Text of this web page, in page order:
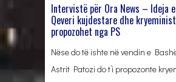
Intervistë për Ora News – Ideja
Qeveri kujdestare dhe
propozohet nga PS
Nëse do të ishte në vendin e
Astrit Patozi do t’i propozonte